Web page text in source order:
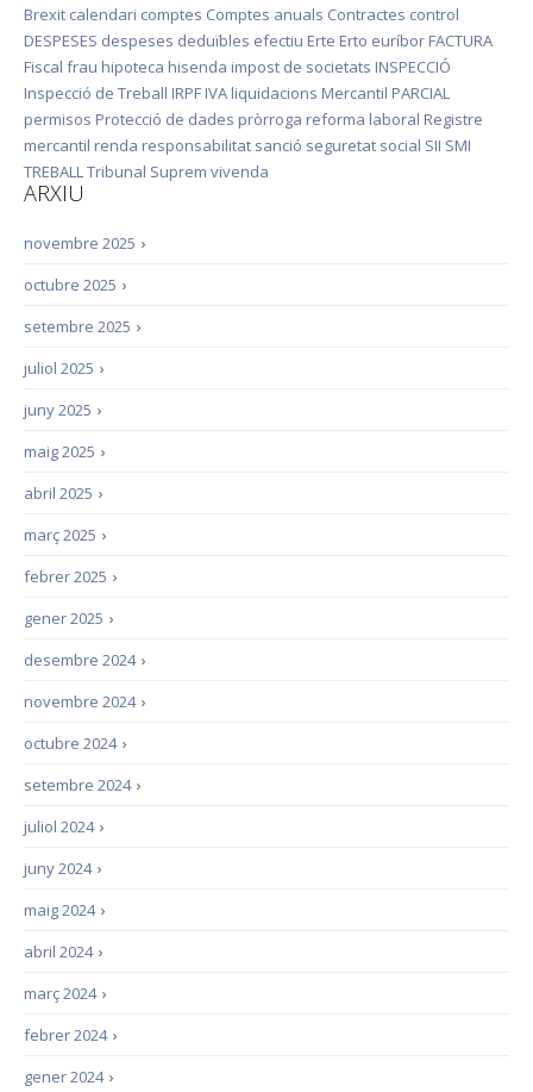
Brexit calendari comptes Comptes anuals Contractes control
DESPESES despeses deduïbles efectiu Erte Erto euríbor FACTURA
Fiscal frau hipoteca hisenda impost de societats INSPECCIÓ
Inspecció de Treball IRPF IVA liquidacions Mercantil PARCIAL
permisos Protecció de dades pròrroga reforma laboral Registre
mercantil renda responsabilitat sanció seguretat social SII SMI
TREBALLTribunal Suprem vivenda
ARXIU
›
novembre 2025
›
octubre 2025
›
setembre 2025
›
juliol 2025
›
juny 2025
›
maig 2025
›
abril 2025
›
març 2025
›
febrer 2025
›
gener 2025
›
desembre 2024
›
novembre 2024
›
octubre 2024
›
setembre 2024
›
juliol 2024
›
juny 2024
›
maig 2024
›
abril 2024
›
març 2024
›
febrer 2024
›
gener 2024